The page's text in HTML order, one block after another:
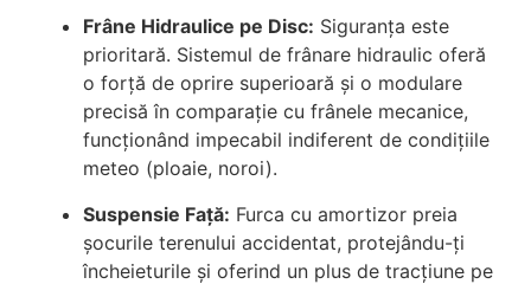
Frâne Hidraulice pe Disc: Siguranța este
prioritară. Sistemul de frânare hidraulic oferă
o forță de oprire superioară și o modulare
precisă în comparație cu frânele mecanice,
funcționând impecabil indiferent de condițiile
meteo (ploaie, noroi).
Suspensie Față: Furca cu amortizor preia
șocurile terenului accidentat, protejându-ți
încheieturile și oferind un plus de tracțiune pe